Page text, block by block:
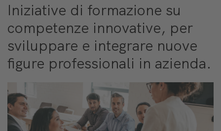
Iniziative di formazione su
competenze innovative, per
sviluppare e integrare nuove
figure professionali in azienda.